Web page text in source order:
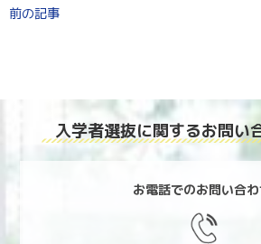
前の記事
入学者選抜に関するお問い
お電話でのお問い合